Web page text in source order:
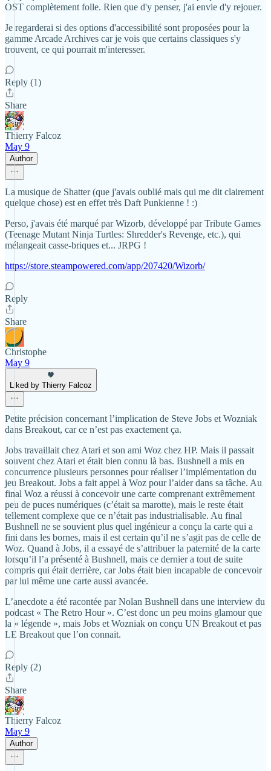
OST complètement folle. Rien que d'y penser, j'ai envie d'y rejouer.
Je regarderai si des options d'accessibilité sont proposées pour la
gamme Arcade Archives car je vois que certains classiques s'y
trouvent, ce qui pourrait m'interesser.
Reply (1)
Share
Thierry Falcoz
May 9
Author
La musique de Shatter (que j'avais oublié mais qui me dit clairement
quelque chose) est en effet très Daft Punkienne ! :)
Perso, j'avais été marqué par Wizorb, développé par Tribute Games
(Teenage Mutant Ninja Turtles: Shredder's Revenge, etc.), qui
mélangeait casse-briques et... JRPG !
https://store.steampowered.com/app/207420/Wizorb/
Reply
Share
Christophe
May 9
Liked by Thierry Falcoz
Petite précision concernant l’implication de Steve Jobs et Wozniak
dans Breakout, car ce n’est pas exactement ça.
Jobs travaillait chez Atari et son ami Woz chez HP. Mais il passait
souvent chez Atari et était bien connu là bas. Bushnell a mis en
concurrence plusieurs personnes pour réaliser l’implémentation du
jeu Breakout. Jobs a fait appel à Woz pour l’aider dans sa tâche. Au
final Woz a réussi à concevoir une carte comprenant extrêmement
peu de puces numériques (c’était sa marotte), mais le reste était
tellement complexe que ce n’était pas industrialisable. Au final
Bushnell ne se souvient plus quel ingénieur a conçu la carte qui a
fini dans les bornes, mais il est certain qu’il ne s’agit pas de celle de
Woz. Quand à Jobs, il a essayé de s’attribuer la paternité de la carte
lorsqu’il l’a présenté à Bushnell, mais ce dernier a tout de suite
compris qui était derrière, car Jobs était bien incapable de concevoir
par lui même une carte aussi avancée.
L’anecdote a été racontée par Nolan Bushnell dans une interview du
podcast « The Retro Hour ». C’est donc un peu moins glamour que
la « légende », mais Jobs et Wozniak on conçu UN Breakout et pas
LE Breakout que l’on connait.
Reply (2)
Share
Thierry Falcoz
May 9
Author